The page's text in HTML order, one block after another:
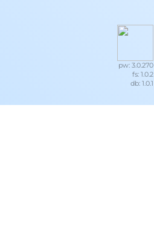
pw: 3.0.270
fs: 1.0.2
db: 1.0.1